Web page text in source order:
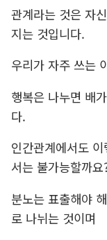
관계라는 것은 자
지는 것입니다.
우리가 자주 쓰는
행복은 나누면 배
다.
인간관계에서도
서는 불가능할까요
분노는 표출해야
로 나뉘는 것이며